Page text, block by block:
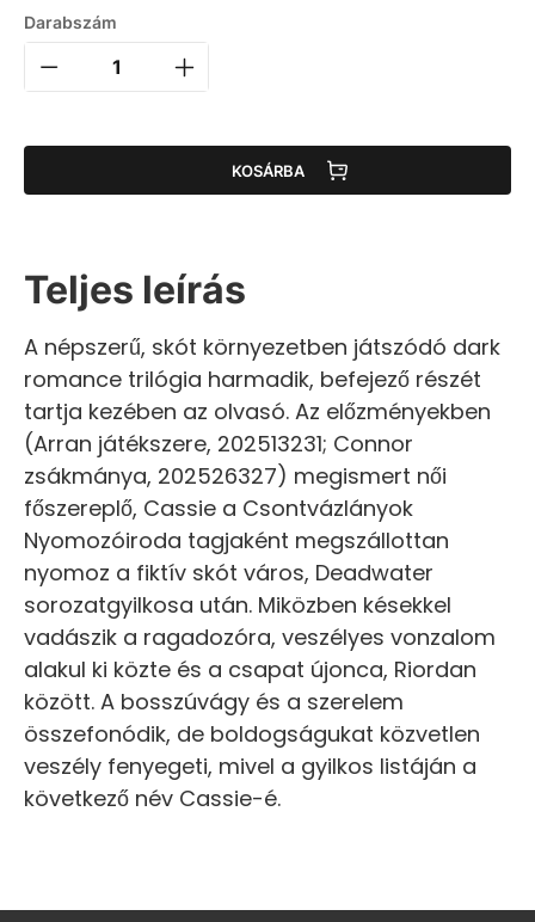
Darabszám
KOSÁRBA
Teljes leírás
A népszerű, skót környezetben játszódó dark
romance trilógia harmadik, befejező részét
tartja kezében az olvasó. Az előzményekben
(Arran játékszere, 202513231; Connor
zsákmánya, 202526327) megismert női
főszereplő, Cassie a Csontvázlányok
Nyomozóiroda tagjaként megszállottan
nyomoz a fiktív skót város, Deadwater
sorozatgyilkosa után. Miközben késekkel
vadászik a ragadozóra, veszélyes vonzalom
alakul ki közte és a csapat újonca, Riordan
között. A bosszúvágy és a szerelem
összefonódik, de boldogságukat közvetlen
veszély fenyegeti, mivel a gyilkos listáján a
következő név Cassie-é.